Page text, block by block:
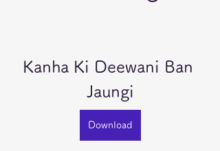
Kanha Ki Deewani Ban
Jaungi
Download